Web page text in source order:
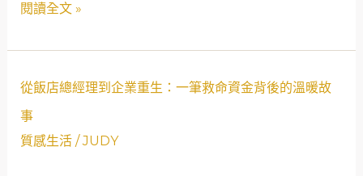
七
法
舖
看
閱讀全文 »
從飯店總經理到企業重生：一筆救命資金背後的溫暖故
事
質感生活/JUDY
從
總